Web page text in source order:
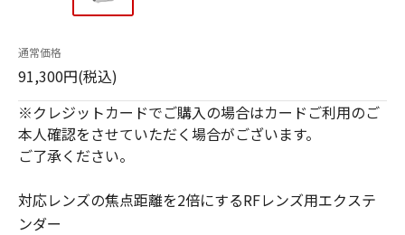
通常価格
91,300円(税込)
※クレジットカードでご購入の場合はカードご利用のご
本人確認をさせていただく場合がございます。
ご了承ください。
対応レンズの焦点距離を2倍にするRFレンズ用エクステ
ンダー